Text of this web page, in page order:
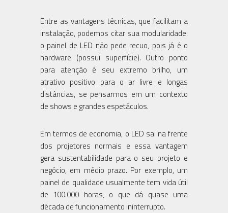
Entre as vantagens técnicas, que facilitam a
instalação, podemos citar sua modularidade:
o painel de LED não pede recuo, pois já é o
hardware (possui superfície). Outro ponto
para atenção é seu extremo brilho, um
atrativo positivo para o ar livre e longas
distâncias, se pensarmos em um contexto
de shows e grandes espetáculos.
Em termos de economia, o LED sai na frente
dos projetores normais e essa vantagem
gera sustentabilidade para o seu projeto e
negócio, em médio prazo. Por exemplo, um
painel de qualidade usualmente tem vida útil
de 100.000 horas, o que dá quase uma
década de funcionamento ininterrupto.